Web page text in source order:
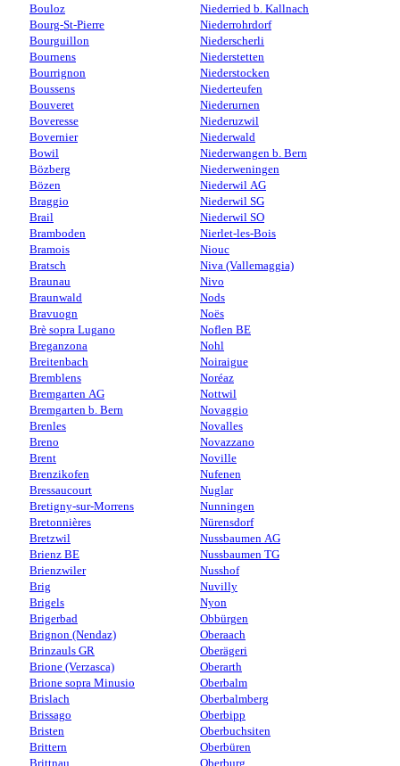
Bouloz
Bourg-St-Pierre
Bourguillon
Bournens
Bourrignon
Boussens
Bouveret
Boveresse
Bovernier
Bowil
Bözberg
Bözen
Braggio
Brail
Bramboden
Bramois
Bratsch
Braunau
Braunwald
Bravuogn
Brè sopra Lugano
Breganzona
Breitenbach
Bremblens
Bremgarten AG
Bremgarten b. Bern
Brenles
Breno
Brent
Brenzikofen
Bressaucourt
Bretigny-sur-Morrens
Bretonnières
Bretzwil
Brienz BE
Brienzwiler
Brig
Brigels
Brigerbad
Brignon (Nendaz)
Brinzauls GR
Brione (Verzasca)
Brione sopra Minusio
Brislach
Brissago
Bristen
Brittern
Brittnau
Niederried b. Kallnach
Niederrohrdorf
Niederscherli
Niederstetten
Niederstocken
Niederteufen
Niederurnen
Niederuzwil
Niederwald
Niederwangen b. Bern
Niederweningen
Niederwil AG
Niederwil SG
Niederwil SO
Nierlet-les-Bois
Niouc
Niva (Vallemaggia)
Nivo
Nods
Noës
Noflen BE
Nohl
Noiraigue
Noréaz
Nottwil
Novaggio
Novalles
Novazzano
Noville
Nufenen
Nuglar
Nunningen
Nürensdorf
Nussbaumen AG
Nussbaumen TG
Nusshof
Nuvilly
Nyon
Obbürgen
Oberaach
Oberägeri
Oberarth
Oberbalm
Oberbalmberg
Oberbipp
Oberbuchsiten
Oberbüren
Oberburg